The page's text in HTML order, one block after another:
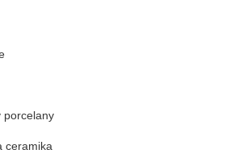
porcelany
ceramika